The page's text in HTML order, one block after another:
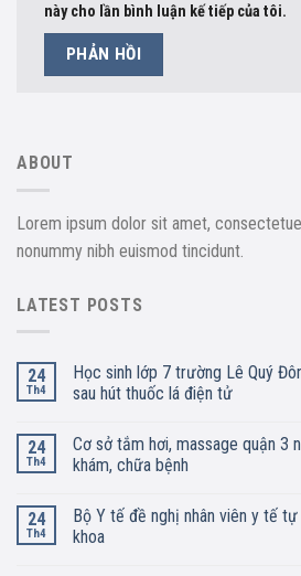
này cho lần bình luận kế tiếp của tôi.
ABOUT
Lorem ipsum dolor sit amet,
nonummy nibh euismod tincidunt.
LATEST POSTS
24
Th4
Học sinh lớp 7 trường Lê Quý
sau hút thuốc lá điện tử
24
Th4
Cơ sở tắm hơi, massage quận 3
khám, chữa bệnh
24
Th4
Bộ Y tế đề nghị nhân viên y tế
khoa